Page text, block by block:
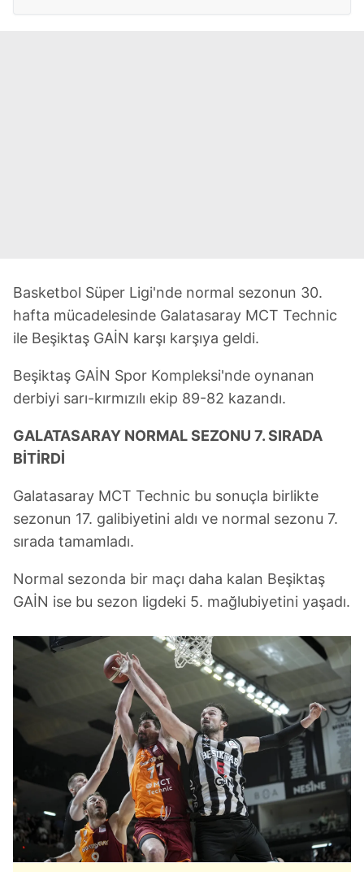
Basketbol Süper Ligi'nde normal sezonun 30.
hafta mücadelesinde Galatasaray MCT Technic
ile Beşiktaş GAİN karşı karşıya geldi.
Beşiktaş GAİN Spor Kompleksi'nde oynanan
derbiyi sarı-kırmızılı ekip 89-82 kazandı.
GALATASARAY NORMAL SEZONU 7. SIRADA
BİTİRDİ
Galatasaray MCT Technic bu sonuçla birlikte
sezonun 17. galibiyetini aldı ve normal sezonu 7.
sırada tamamladı.
Normal sezonda bir maçı daha kalan Beşiktaş
GAİN ise bu sezon ligdeki 5. mağlubiyetini yaşadı.